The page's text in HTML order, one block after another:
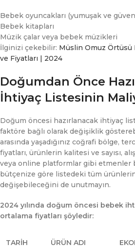
Bebek oyuncakları (yumuşak ve
Bebek kitapları
Müzik çalar veya bebek müzikleri
İlginizi çekebilir: Müslin Omuz Örtüsü
ve Fiyatları | 2024
Doğumdan Önce
İhtiyaç Listesinin
Doğum öncesi hazırlanacak ihtiyaç
faktöre bağlı olarak değişiklik
arasında yaşadığınız coğrafi bölge,
fiyatları, ürünlerin kalitesi ve sayısı,
veya online platformlar gibi etmenler
bütçenize göre listedeki tüm
değişebileceğini de unutmayın.
2024 yılında doğum öncesi bebek
ortalama fiyatları şöyledir:
TARİH ÜRÜN ADI